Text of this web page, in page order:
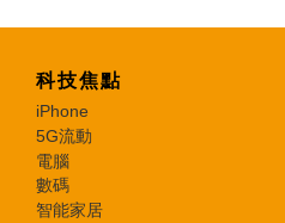
科技焦點
iPhone
5G流動
電腦
數碼
智能家居